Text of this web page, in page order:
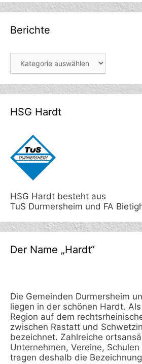
Berichte
HSG Hardt
HSG Hardt besteht aus
TuS Durmersheim und FA
Der Name „Hardt“
Die Gemeinden Durmersheim
liegen in der schönen Hardt.
Region auf dem
zwischen Rastatt und
bezeichnet. Zahlreiche
Unternehmen, Vereine,
tragen deshalb die Bezeichnung